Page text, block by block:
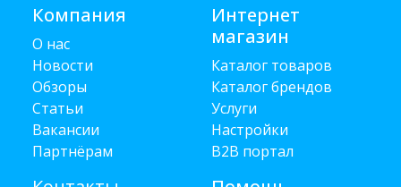
Компания
О нас
Новости
Обзоры
Статьи
Вакансии
Партнёрам
Интернет
магазин
Каталог товаров
Каталог брендов
Услуги
Настройки
B2B портал